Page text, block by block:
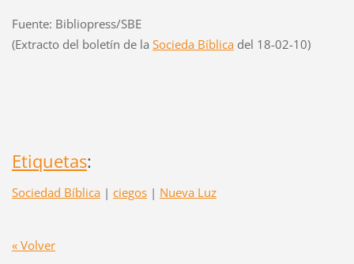
Fuente: Bibliopress/SBE
(Extracto del boletín de la Socieda Bíblicadel 18-02-10)
Etiquetas:
Sociedad Bíblica | ciegos | Nueva Luz
« Volver